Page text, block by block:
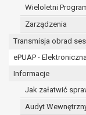
Wieloletni
Zarządzenia
Transmisja obrad
ePUAP -
Informacje
Jak załatwić
Audyt